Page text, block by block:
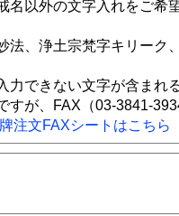
名以外の文字入れをご希
法、浄土宗梵字キリーク
力できない文字が含まれ
すが、FAX（03-3841-
注文FAXシートはこちら